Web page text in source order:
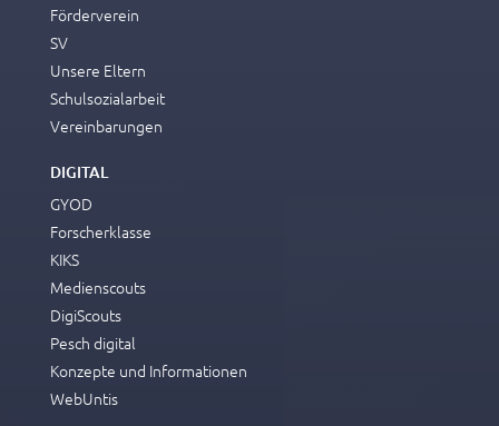
Förderverein
SV
Unsere Eltern
Schulsozialarbeit
Vereinbarungen
DIGITAL
GYOD
Forscherklasse
KIKS
Medienscouts
DigiScouts
Pesch digital
Konzepte und Informationen
WebUntis